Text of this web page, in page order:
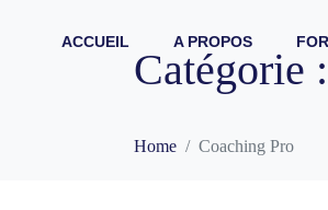
ACCUEIL A PROPOS
Catégorie :
Home Coaching Pro